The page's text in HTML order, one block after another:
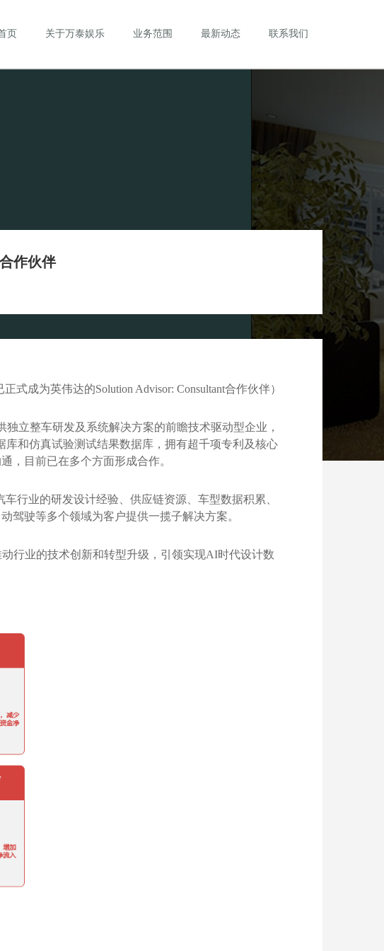
页 关于万泰娱乐 业务范围 最新动态 联系我们
作伙伴
式成为英伟达的Solution Advisor: Consultant合作伙伴）
立整车研发及系统解决方案的前瞻技术驱动型企业，
和仿真试验测试结果数据库，拥有超千项专利及核心
，目前已在多个方面形成合作。
行业的研发设计经验、供应链资源、车型数据积累、
驾驶等多个领域为客户提供一揽子解决方案。
行业的技术创新和转型升级，引领实现AI时代设计数